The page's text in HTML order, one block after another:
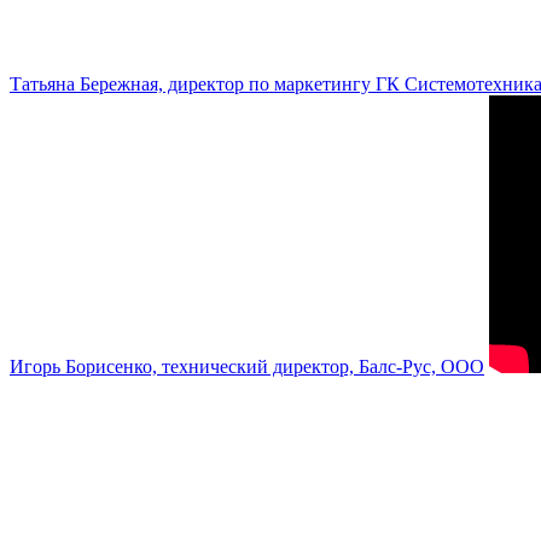
Татьяна Бережная, директор по маркетингу ГК Системотехника
Игорь Борисенко, технический директор, Балс-Рус, ООО